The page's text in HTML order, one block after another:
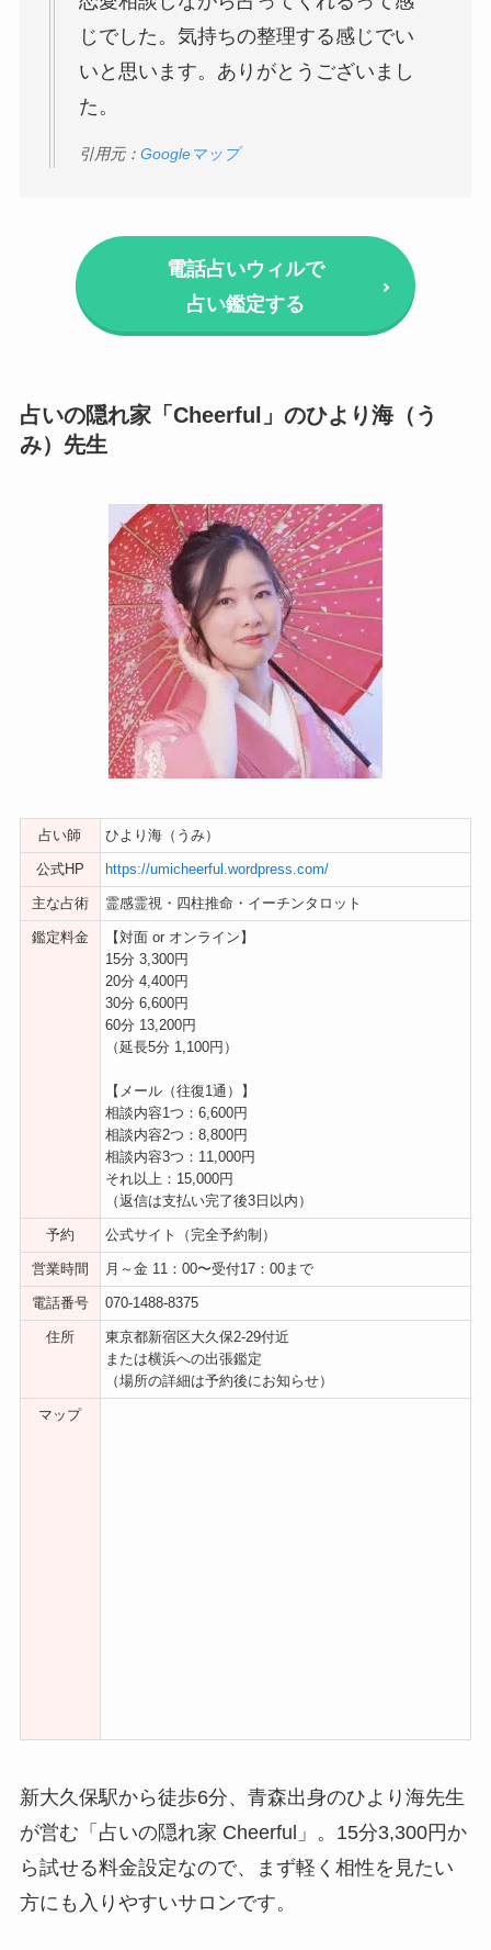
じでした。気持ちの整理する感じでい
いと思います。ありがとうございまし
た。
引用元： Googleマップ
電話占いウィルで
占い鑑定する
占いの隠れ家「Cheerful」のひより海（う
み）先生
占い師 ひより海（うみ）
公式HP https://umicheerful.wordpress.com/
主な占術 霊感霊視・四柱推命・イーチンタロット
鑑定料金
【対面 or オンライン】
15分 3,300円
20分 4,400円
30分 6,600円
60分 13,200円
（延長5分 1,100円）
【メール（往復1通）】
相談内容1つ：6,600円
相談内容2つ：8,800円
相談内容3つ：11,000円
それ以上：15,000円
（返信は支払い完了後3日以内）
予約 公式サイト（完全予約制）
営業時間 月～金 11：00〜受付17：00まで
電話番号 070-1488-8375
住所
東京都新宿区大久保2-29付近
または横浜への出張鑑定
（場所の詳細は予約後にお知らせ）
マップ
新大久保駅から徒歩6分、青森出身のひより海先生
が営む「占いの隠れ家 Cheerful」。15分3,300円か
ら試せる料金設定なので、まず軽く相性を見たい
方にも入りやすいサロンです。